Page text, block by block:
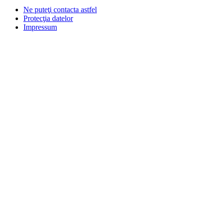
Ne puteţi contacta astfel
Protecţia datelor
Impressum